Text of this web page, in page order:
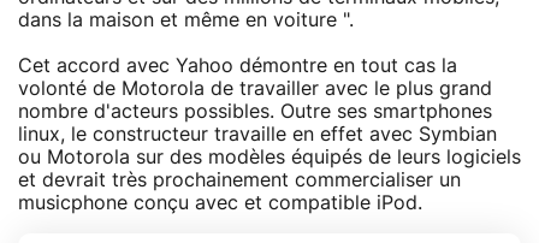
dans la maison et même en voiture ".
Cet accord avec Yahoo démontre en tout cas la
volonté de Motorola de travailler avec le plus grand
nombre d'acteurs possibles. Outre ses smartphones
linux, le constructeur travaille en effet avec Symbian
ou Motorola sur des modèles équipés de leurs logiciels
et devrait très prochainement commercialiser un
musicphone conçu avec et compatible iPod.